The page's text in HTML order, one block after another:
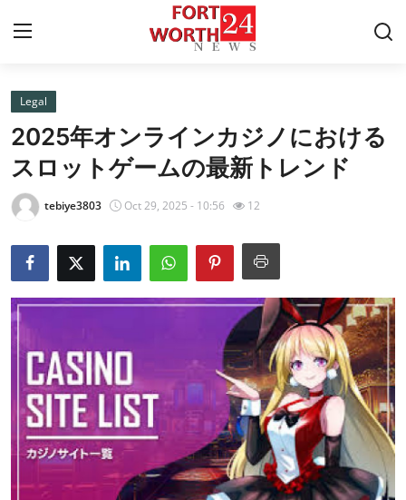
Home
Contact
Press Release
Privacy Policy
About
News Network
Submit Press Release
Health
Guest Posting
Legal
2025年オンラインカジノにおける
スロットゲームの最新トレンド
tebiye3803 Oct 29, 2025 - 10:56 12